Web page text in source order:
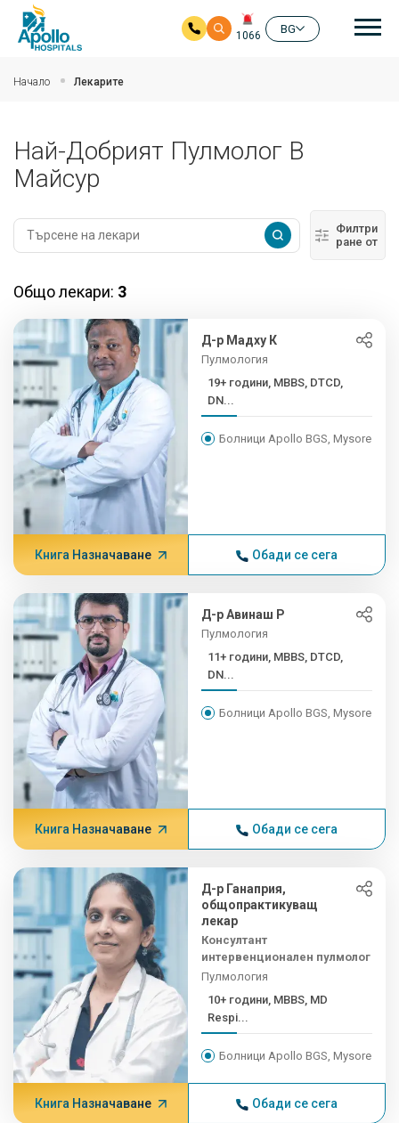
1066
BG
Начало Лекарите
Най-Добрият Пулмолог В
Майсур
Филтри
ране от
Общо лекари: 3
Д-р Мадху К
Пулмология
19+ години, MBBS, DTCD,
DN...
Болници Apollo BGS, Mysore
Книга Назначаване Обади се сега
Д-р Авинаш Р
Пулмология
11+ години, MBBS, DTCD,
DN...
Болници Apollo BGS, Mysore
Книга Назначаване Обади се сега
Д-р Ганаприя,
общопрактикуващ
лекар
Консултант
интервенционален пулмолог
Пулмология
10+ години, MBBS, MD
Respi...
Болници Apollo BGS, Mysore
Книга Назначаване Обади се сега